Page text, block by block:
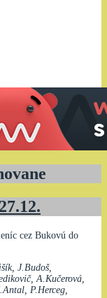
cez Bukovú do
J.Budoš,
A.Kučerová,
P.Herceg,